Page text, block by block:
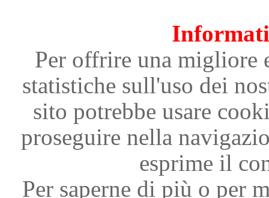
Per offrire una migliore
statistiche sull'uso dei
sito potrebbe usare
proseguire nella
esprime il
Per saperne di più o per